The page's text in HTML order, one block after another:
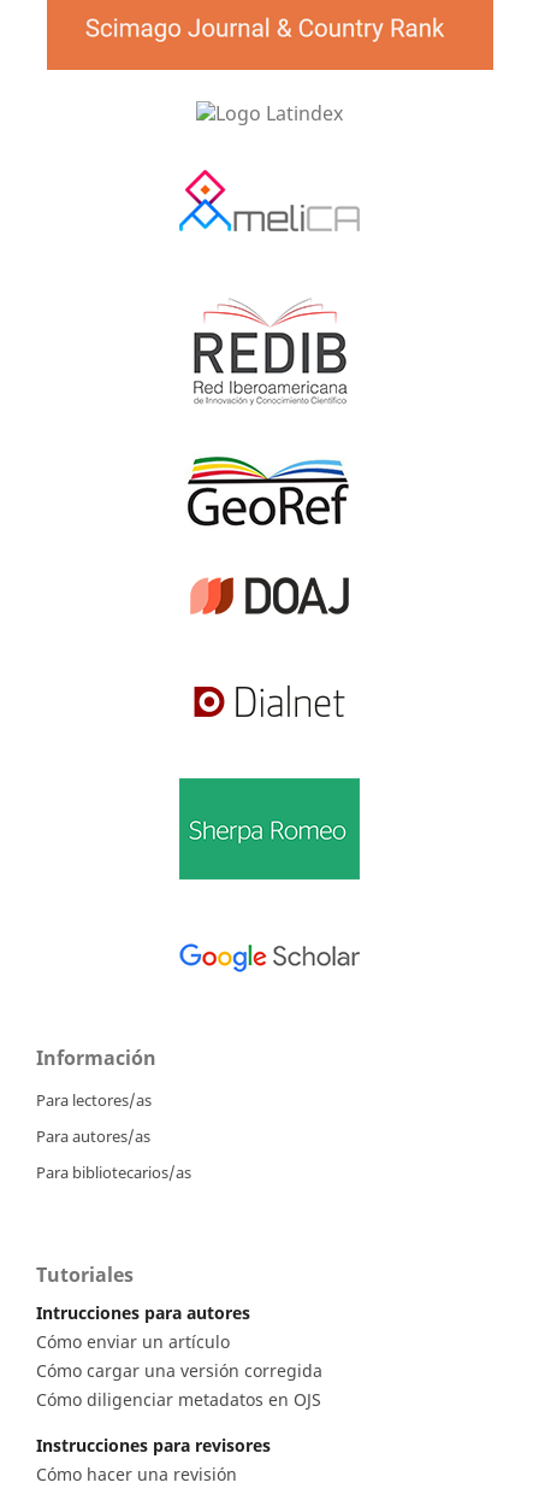
Información
Para lectores/as
Para autores/as
Para bibliotecarios/as
Tutoriales
Intrucciones para autores
Cómo enviar un artículo
Cómo cargar una versión corregida
Cómo diligenciar metadatos en OJS
Instrucciones para revisores
Cómo hacer una revisión